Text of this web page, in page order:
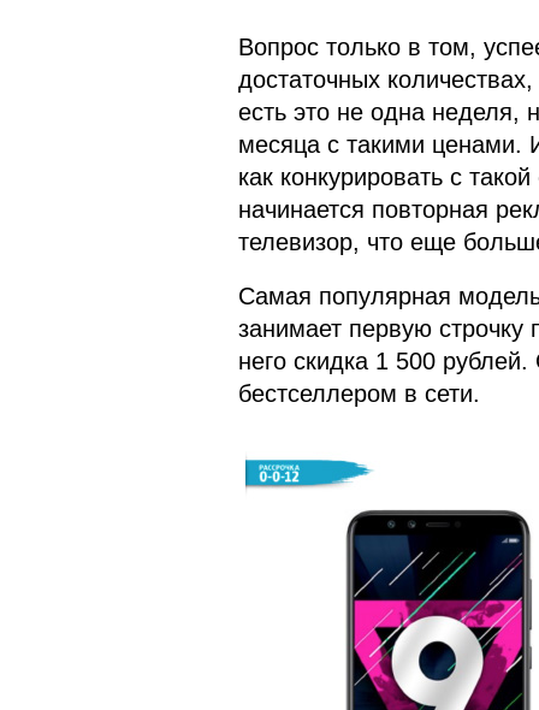
Вопрос только в том,
достаточных
есть это не одна неделя,
месяца с такими ценами.
как конкурировать с
начинается повторная
телевизор, что еще
Самая популярная
занимает первую
него скидка 1 500
бестселлером в сети.